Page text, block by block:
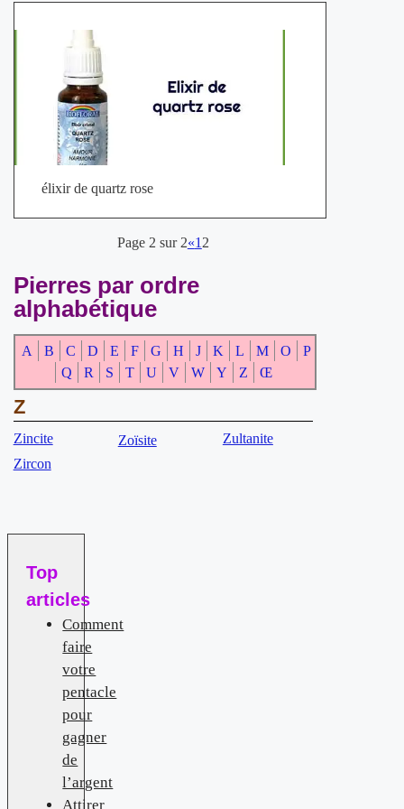
élixir de quartz rose
Page 2 sur 2«1 2
Pierres par ordre
alphabétique
A B C D E F G H J K L M O
P
Q
R S T U V W Y Z Œ
Z
Zincite
Zircon
Zoïsite Zultanite
Top
articles
Comment
faire
votre
pentacle
pour
gagner
de
l’argent
Attirer